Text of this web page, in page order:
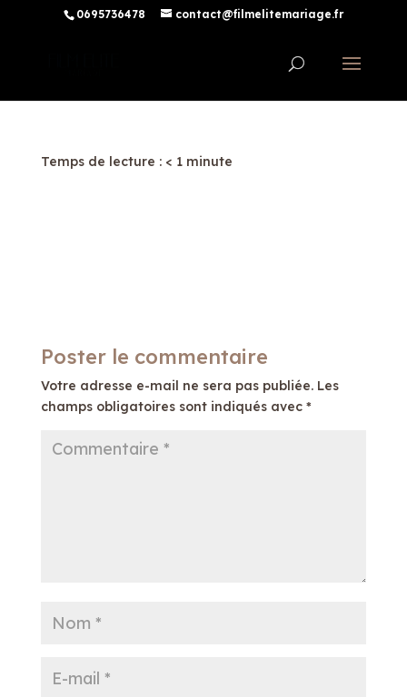
0695736478 contact@filmelitemariage.fr
Temps de lecture : < 1 minute
Poster le commentaire
Votre adresse e-mail ne sera pas publiée. Les
champs obligatoires sont indiqués avec *